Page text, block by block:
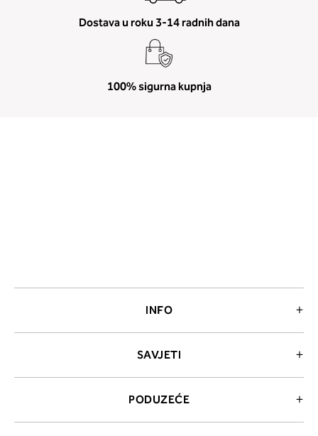
Dostava u roku 3-14 radnih dana
100% sigurna kupnja
INFO
SAVJETI
PODUZEĆE
položite čez hrbet v višini
vdolbine med prsmi. V razdelku 2.
boste prebrali, katera globina
stolpcu, ki ste ga določili s